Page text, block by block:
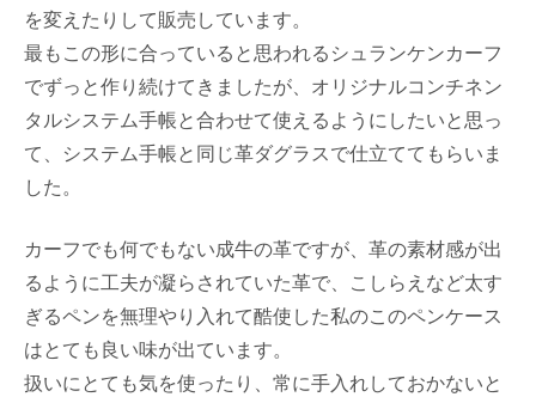
を変えたりして販売しています。
最もこの形に合っていると思われるシュランケンカーフ
でずっと作り続けてきましたが、オリジナルコンチネン
タルシステム手帳と合わせて使えるようにしたいと思っ
て、システム手帳と同じ革ダグラスで仕立ててもらいま
した。
カーフでも何でもない成牛の革ですが、革の素材感が出
るように工夫が凝らされていた革で、こしらえなど太す
ぎるペンを無理やり入れて酷使した私のこのペンケース
はとても良い味が出ています。
扱いにとても気を使ったり、常に手入れしておかないと